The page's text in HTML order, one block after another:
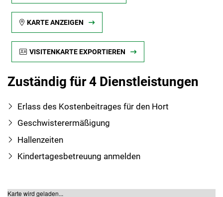
KARTE ANZEIGEN
VISITENKARTE EXPORTIEREN
Zuständig für 4 Dienstleistungen
Erlass des Kostenbeitrages für den Hort
Geschwisterermäßigung
Hallenzeiten
Kindertagesbetreuung anmelden
Karte wird geladen...